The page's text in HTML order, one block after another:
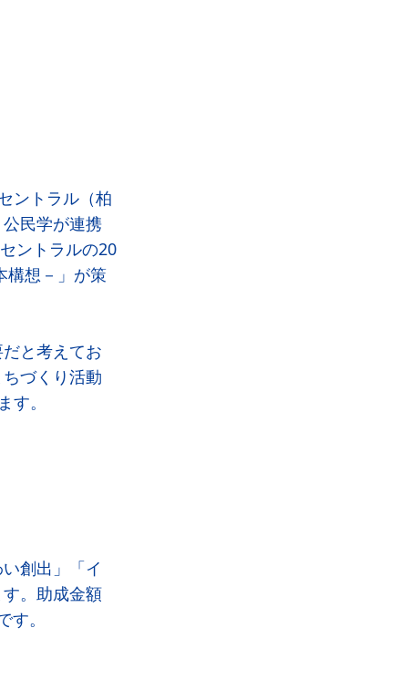
ントラル（柏
民学が連携
ントラルの20
構想－」が策
と考えてお
づくり活動
。
創出」「イ
。助成金額
。